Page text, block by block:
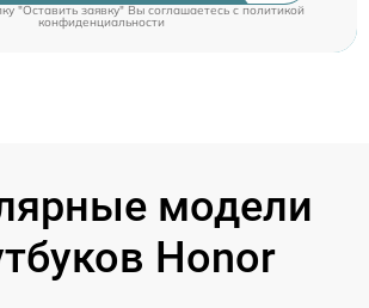
"Оставить заявку" Вы соглашаетесь cполитикой
конфиденциальности
модели
Honor